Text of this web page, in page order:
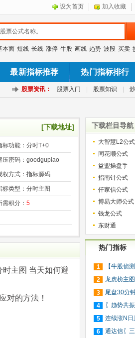
设为首页 加入收藏
本面 短线 长线 涨停 牛股 画线 趋势 波段 买卖
最新指标推荐 热门指标排行
股票资讯： 股票入门 股票知识
[下载地址]
标功能： 分时T+0
压密码： goodgupiao
权方式： 指标源码
标类型： 分时主图
需积分： 5
主图 当天如何避
对的方法！
下载栏目导航
大智慧L2公式
同花顺公式
益盟操盘手
指南针公式
仟家信公式
博易大师公式
钱龙公式
东财通
热门指标
1
【牛股侦
压
2
龙虎榜主
图/
3
尾盘30分
版（
4
〖趋势共
超
5
连续涨N
警
6
通达信〖